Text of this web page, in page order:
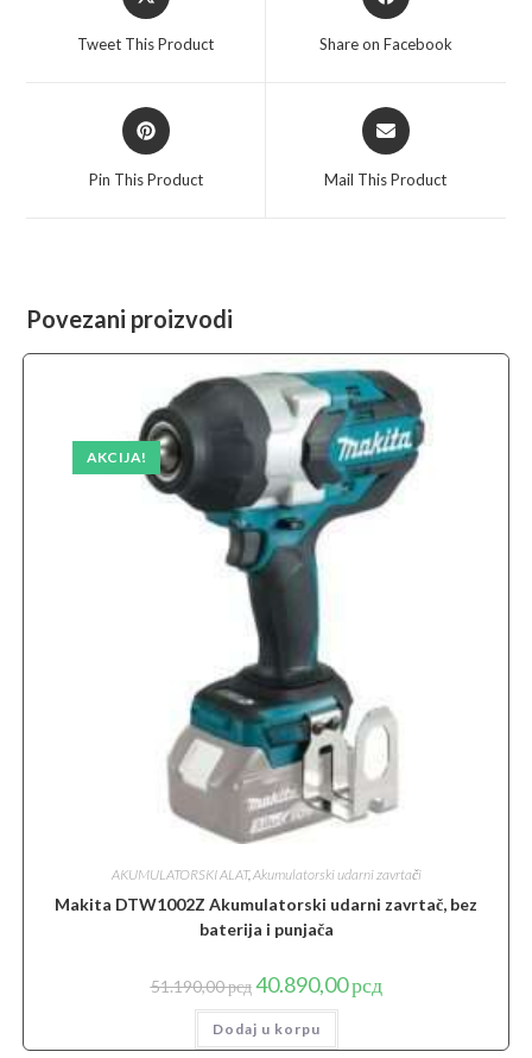
in
Tweet This Product
in
Share on Facebook
Opens
in
Pin This Product
Opens
in
Mail This Product
Povezani proizvodi
AKCIJA!
AKUMULATORSKI ALAT,Akumulatorski udarni zavrtači
Makita DTW1002Z Akumulatorski udarni zavrtač, bez
baterija i punjača
51.190,00рсд Originalna
cena
je
bila:
51.190,00 рсд.
40.890,00рсдTrenutna
cena
Dodaj u korpu